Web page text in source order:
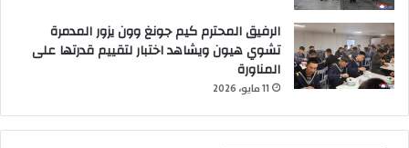
الرفيق المحترم كيم جونغ وون يزور المدمرة
تشوي هيون ويشاهد اختبار لتقييم قدرتها على
المناورة
11 مايو، 2026